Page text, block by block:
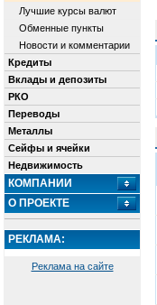
Лучшие курсы валют
Обменные пункты
Новости и комментарии
Кредиты
Вклады и депозиты
РКО
Переводы
Металлы
Сейфы и ячейки
Недвижимость
КОМПАНИИ
О ПРОЕКТЕ
РЕКЛАМА:
Реклама на сайте